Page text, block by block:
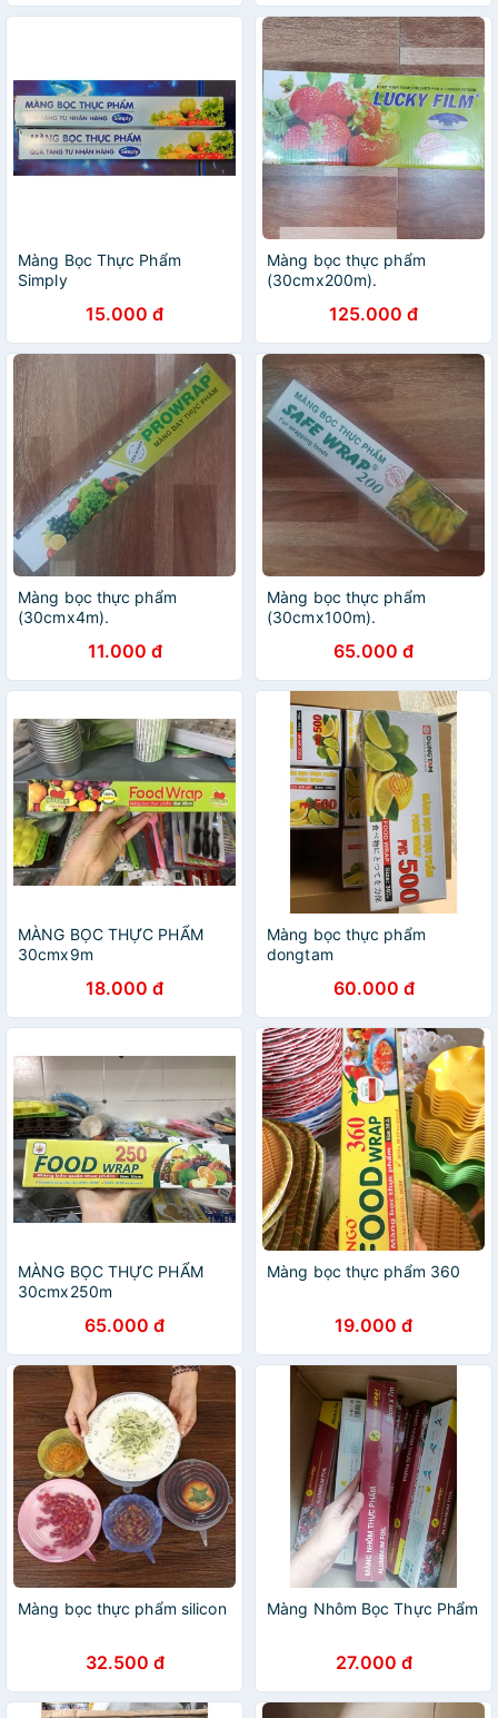
Màng Bọc Thực Phẩm
Simply
15.000 đ
Màng bọc thực phẩm
(30cmx200m).
125.000 đ
Màng bọc thực phẩm
(30cmx4m).
11.000 đ
Màng bọc thực phẩm
(30cmx100m).
65.000 đ
MÀNG BỌC THỰC PHẨM
30cmx9m
18.000 đ
Màng bọc thực phẩm
dongtam
60.000 đ
MÀNG BỌC THỰC PHẨM
30cmx250m
65.000 đ
Màng bọc thực phẩm 360
19.000 đ
Màng bọc thực phẩm silicon
32.500 đ
Màng Nhôm Bọc Thực Phẩm
27.000 đ